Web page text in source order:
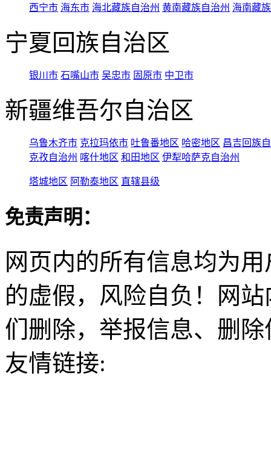
西宁市 海东市 海北藏族自治州 黄南藏族自治州 海南藏
宁夏回族自治区
银川市 石嘴山市 吴忠市 固原市 中卫市
新疆维吾尔自治区
乌鲁木齐市 克拉玛依市 吐鲁番地区 哈密地区 昌吉回族
克孜自治州 喀什地区 和田地区 伊犁哈萨克自治州
塔城地区 阿勒泰地区 直辖县级
免责声明：
网页内的所有信息均为
的虚假，风险自负！网
们删除，举报信息、删
友情链接: